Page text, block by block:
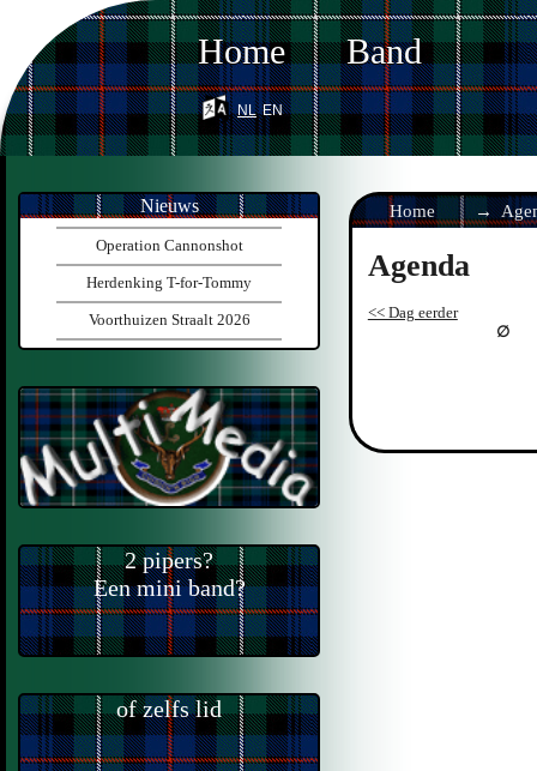
Home Band
nl en
Home
Agenda
<< Dag eerder
Nieuws
Operation Cannonshot
Herdenking T-for-Tommy
Voorthuizen Straalt 2026
2 pipers?
Een mini band?
of zelfs lid